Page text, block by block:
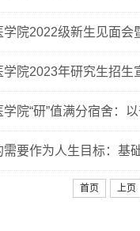
学院2022级新生见面会
学院2023年研究生招生
学院“研”值满分宿舍：
需要作为人生目标：基
首页 上页